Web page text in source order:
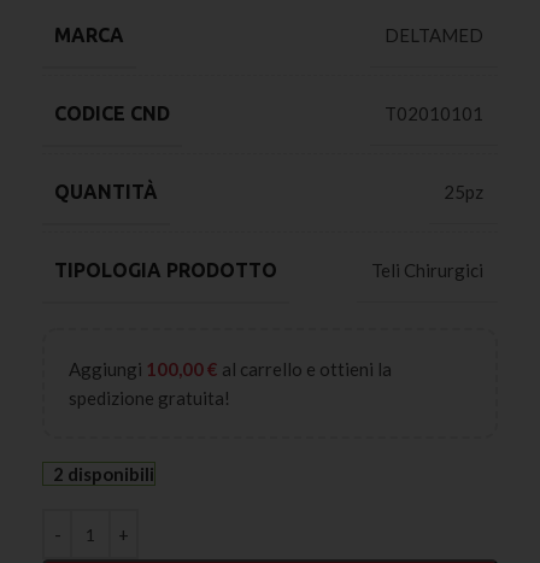
MARCA DELTAMED
CODICE CND T02010101
QUANTITÀ 25pz
TIPOLOGIA PRODOTTO Teli Chirurgici
Aggiungi 100,00€ al carrello e ottieni la
spedizione gratuita!
2 disponibili